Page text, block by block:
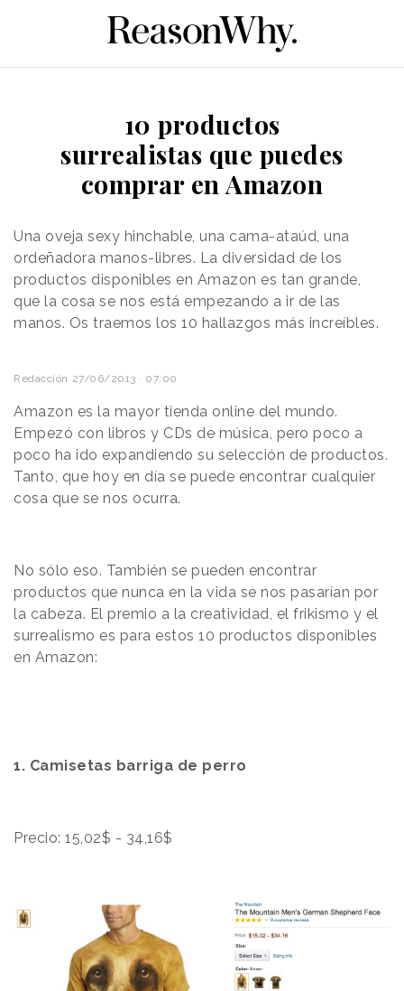
10 productos
surrealistas que puedes
comprar en Amazon
Una oveja sexy hinchable, una cama-ataúd, una
ordeñadora manos-libres. La diversidad de los
productos disponibles en Amazon es tan grande,
que la cosa se nos está empezando a ir de las
manos. Os traemos los 10 hallazgos más increíbles.
Redacción 27/06/2013 · 07:00
Amazon es la mayor tienda online del mundo.
Empezó con libros y CDs de música, pero poco a
poco ha ido expandiendo su selección de productos.
Tanto, que hoy en día se puede encontrar cualquier
cosa que se nos ocurra.
No sólo eso. También se pueden encontrar
productos que nunca en la vida se nos pasarían por
la cabeza. El premio a la creatividad, el frikismo y el
surrealismo es para estos 10 productos disponibles
en Amazon:
1. Camisetas barriga de perro
Precio: 15,02$ - 34,16$